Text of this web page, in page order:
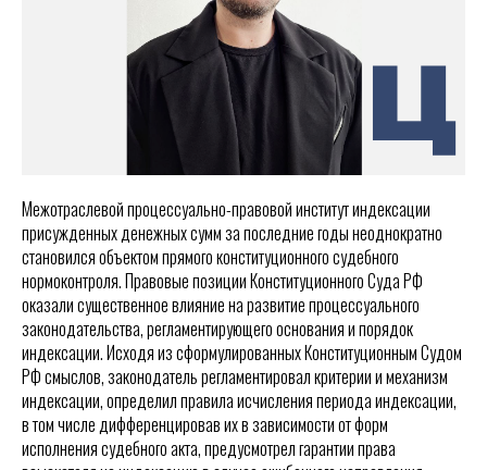
Межотраслевой процессуально-правовой институт индексации
присужденных денежных сумм за последние годы неоднократно
становился объектом прямого конституционного судебного
нормоконтроля. Правовые позиции Конституционного Суда РФ
оказали существенное влияние на развитие процессуального
законодательства, регламентирующего основания и порядок
индексации. Исходя из сформулированных Конституционным Судом
РФ смыслов, законодатель регламентировал критерии и механизм
индексации, определил правила исчисления периода индексации,
в том числе дифференцировав их в зависимости от форм
исполнения судебного акта, предусмотрел гарантии права